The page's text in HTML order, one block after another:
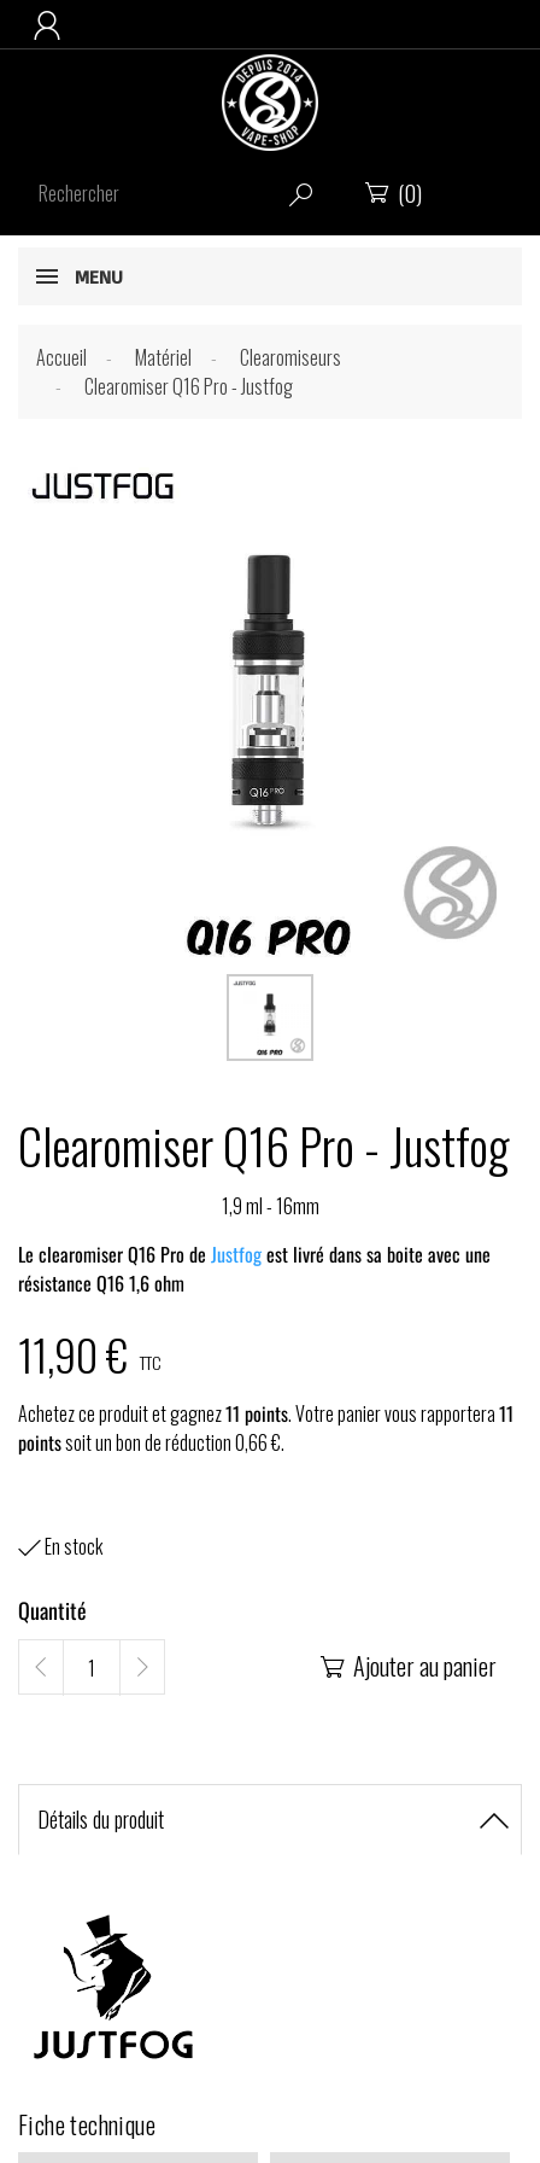

  (0)
MENU
Accueil Matériel
Clearomiseurs
Clearomiser Q16 Pro - Justfog
Clearomiser Q16 Pro - Justfog
1,9 ml - 16mm
Le clearomiser Q16 Pro de Justfogest livré dans sa boite avec une
résistance Q16 1,6 ohm
11,90 € TTC
Achetez ce produit et gagnez11 points. Votre panier vous rapportera11
pointssoit un bon de réduction0,66 €.
En stock
Quantité
 Ajouter au panier
Détails du produit
Fiche technique